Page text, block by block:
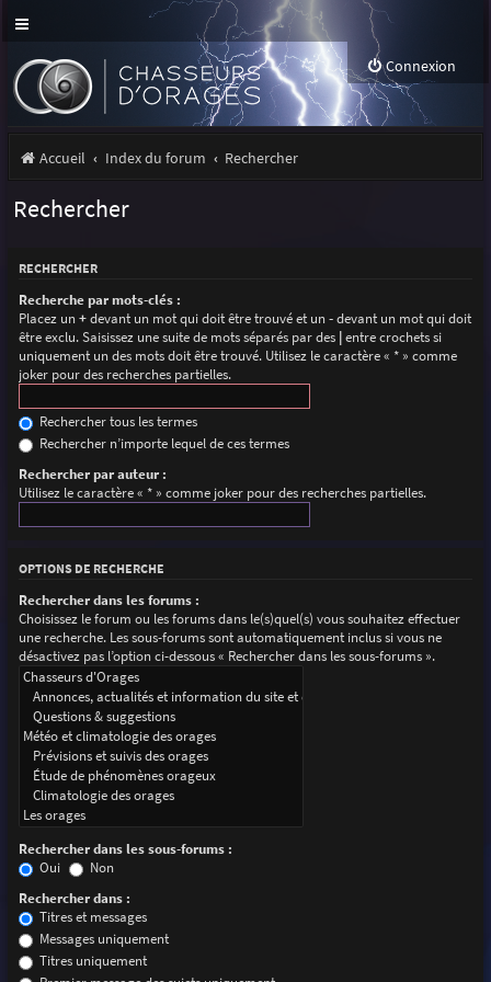
Connexion
Accueil Index du forum Rechercher
Rechercher
RECHERCHER
Recherche par mots-clés :
Placez un+devant un mot qui doit être trouvé et un-devant un mot qui doit
être exclu. Saisissez une suite de mots séparés par des |entre crochets si
uniquement un des mots doit être trouvé. Utilisez le caractère « * » comme
joker pour des recherches partielles.
Rechercher tous les termes
Rechercher n’importe lequel de ces termes
Rechercher par auteur :
Utilisez le caractère « * » comme joker pour des recherches partielles.
OPTIONS DE RECHERCHE
Rechercher dans les forums :
Choisissez le forum ou les forums dans le(s)quel(s) vous souhaitez effectuer
une recherche. Les sous-forums sont automatiquement inclus si vous ne
désactivez pas l’option ci-dessous « Rechercher dans les sous-forums ».
Rechercher dans les sous-forums :
Oui
Non
Rechercher dans :
Titres et messages
Messages uniquement
Titres uniquement